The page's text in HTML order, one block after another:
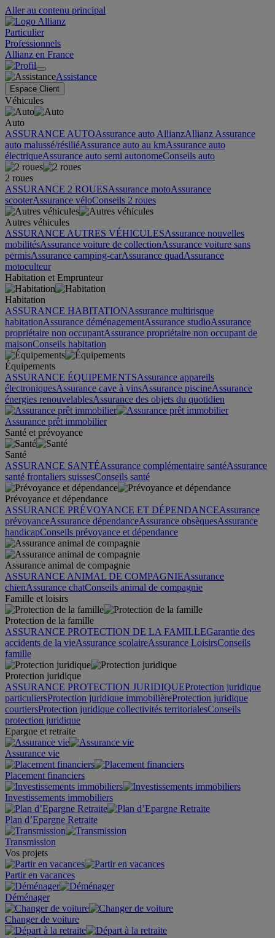
Aller au contenu principal
Particulier
Professionnels
Allianz en France
Assistance
Espace Client
Véhicules
Auto
ASSURANCE AUTOAssurance auto AllianzAllianz Assurance
auto malussé/résiliéAssurance auto au kmAssurance auto
électriqueAssurance auto semi autonomeConseils auto
2 roues
ASSURANCE 2 ROUESAssurance motoAssurance
scooterAssurance véloConseils 2 roues
Autres véhicules
ASSURANCE AUTRES VÉHICULESAssurance nouvelles
mobilitésAssurance voiture de collectionAssurance voiture sans
permisAssurance camping-carAssurance quadAssurance
motoculteur
Habitation et Emprunteur
Habitation
ASSURANCE HABITATIONAssurance multirisque
habitationAssurance déménagementAssurance studioAssurance
propriétaire non occupantAssurance propriétaire non occupant de
maisonConseils habitation
Équipements
ASSURANCE ÉQUIPEMENTSAssurance appareils
électroniquesAssurance cave à vinsAssurance piscineAssurance
énergies renouvelablesAssurance des objets du quotidien
Assurance prêt immobilier
Santé et prévoyance
Santé
ASSURANCE SANTÉAssurance complémentaire santéAssurance
santé frontaliers suissesConseils santé
Prévoyance et dépendance
ASSURANCE PRÉVOYANCE ET DÉPENDANCEAssurance
prévoyanceAssurance dépendanceAssurance obsèquesAssurance
handicapConseils prévoyance et dépendance
Assurance animal de compagnie
ASSURANCE ANIMAL DE COMPAGNIEAssurance
chienAssurance chatConseils animal de compagnie
Famille et loisirs
Protection de la famille
ASSURANCE PROTECTION DE LA FAMILLEGarantie des
accidents de la vieAssurance scolaireAssurance LoisirsConseils
famille
Protection juridique
ASSURANCE PROTECTION JURIDIQUEProtection juridique
particuliersProtection juridique immobilièreProtection juridique
courtiersProtection juridique collectivités territorialesConseils
protection juridique
Epargne et retraite
Assurance vie
Placement financiers
Investissements immobiliers
Plan d’Epargne Retraite
Transmission
Vos projets
Partir en vacances
Déménager
Changer de voiture